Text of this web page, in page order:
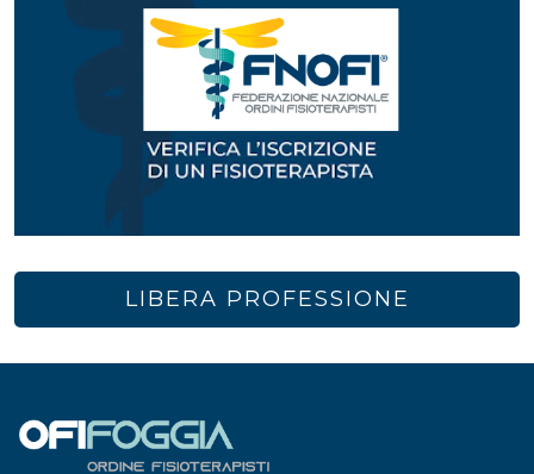
LIBERA PROFESSIONE